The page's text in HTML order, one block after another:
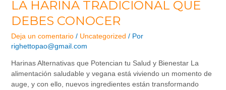
LA HARINA TRADICIONAL QUE
DEBES CONOCER
Deja un comentario / Uncategorized / Por
righettopao@gmail.com
Harinas Alternativas que Potencian tu Salud y Bienestar La
alimentación saludable y vegana está viviendo un momento de
auge, y con ello, nuevos ingredientes están transformando